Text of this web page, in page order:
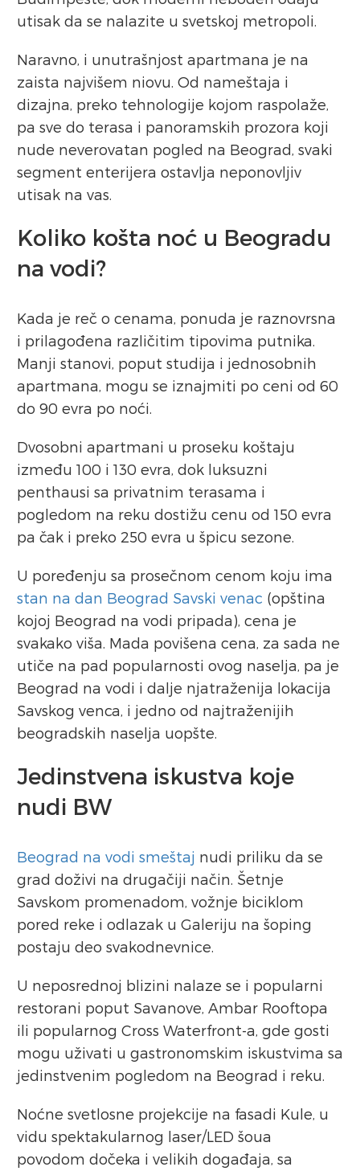
utisak da se nalazite u svetskoj metropoli.
Naravno, i unutrašnjost apartmana je na
zaista najvišem niovu. Od nameštaja i
dizajna, preko tehnologije kojom raspolaže,
pa sve do terasa i panoramskih prozora koji
nude neverovatan pogled na Beograd, svaki
segment enterijera ostavlja neponovljiv
utisak na vas.
Koliko košta noć u Beogradu
na vodi?
Kada je reč o cenama, ponuda je raznovrsna
i prilagođena različitim tipovima putnika.
Manji stanovi, poput studija i jednosobnih
apartmana, mogu se iznajmiti po ceni od 60
do 90 evra po noći.
Dvosobni apartmani u proseku koštaju
između 100 i 130 evra, dok luksuzni
penthausi sa privatnim terasama i
pogledom na reku dostižu cenu od 150 evra
pa čak i preko 250 evra u špicu sezone.
U poređenju sa prosečnom cenom koju ima
stan na dan Beograd Savski venac (opština
kojoj Beograd na vodi pripada), cena je
svakako viša. Mada povišena cena, za sada ne
utiče na pad popularnosti ovog naselja, pa je
Beograd na vodi i dalje njatraženija lokacija
Savskog venca, i jedno od najtraženijih
beogradskih naselja uopšte.
Jedinstvena iskustva koje
nudi BW
Beograd na vodi smeštaj nudi priliku da se
grad doživi na drugačiji način. Šetnje
Savskom promenadom, vožnje biciklom
pored reke i odlazak u Galeriju na šoping
postaju deo svakodnevnice.
U neposrednoj blizini nalaze se i popularni
restorani poput Savanove, Ambar Rooftopa
ili popularnog Cross Waterfront-a, gde gosti
mogu uživati u gastronomskim iskustvima sa
jedinstvenim pogledom na Beograd i reku.
Noćne svetlosne projekcije na fasadi Kule, u
vidu spektakularnog laser/LED šoua
povodom dočeka i velikih događaja, sa